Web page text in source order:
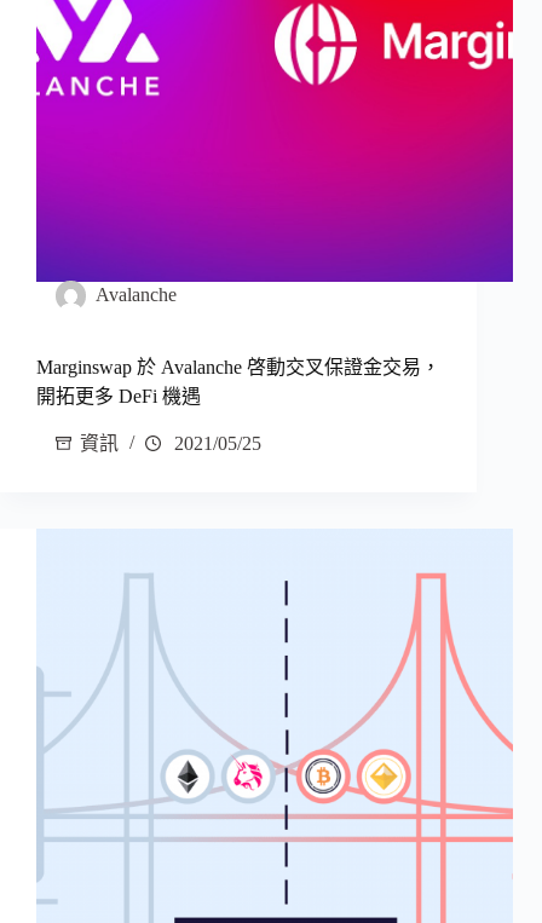
Avalanche
Marginswap 於 Avalanche 啓動交叉保證金交易，
開拓更多 DeFi 機遇
資訊 2021/05/25